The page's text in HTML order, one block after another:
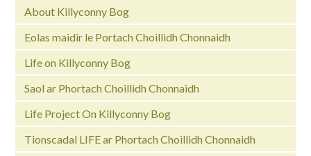
About Killyconny Bog
Eolas maidir le Portach Choillidh Chonnaidh
Life on Killyconny Bog
Saol ar Phortach Choillidh Chonnaidh
Life Project On Killyconny Bog
Tionscadal LIFE ar Phortach Choillidh Chonnaidh